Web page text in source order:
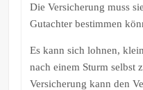
Die Versicherung muss
Gutachter bestimmen
Es kann sich lohnen,
nach einem Sturm selbst
Versicherung kann den